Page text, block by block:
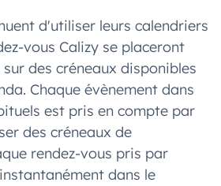
d'utiliser leurs calendriers
vous Calizy se placeront
des créneaux disponibles
Chaque évènement dans
est pris en compte par
des créneaux de
rendez-vous pris par
dans le